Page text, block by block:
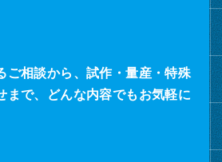
ご相談から、試作・量産・特殊
まで、どんな内容でもお気軽に